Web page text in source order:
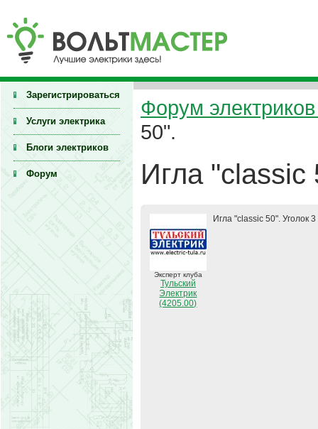
Зарегистрироваться
Услуги электрика
Блоги электриков
Форум
Форум электриков
50".
Игла "classic
Эксперт клуба
Тульский
Электрик
(4205.00)
Игла "classic 50". Уголок